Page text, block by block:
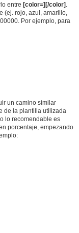
entre [color=][/color] .
(ej. rojo, azul, amarillo,
Por ejemplo, para
un camino similar
de la plantilla utilizada
lo recomendable es
porcentaje, empezando